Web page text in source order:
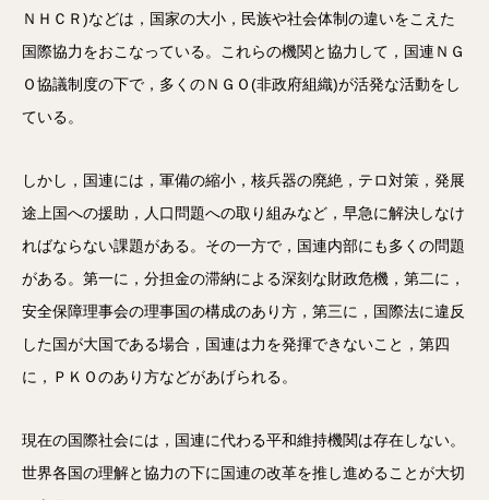
ＮＨＣＲ)などは，国家の大小，民族や社会体制の違いをこえた
国際協力をおこなっている。これらの機関と協力して，国連ＮＧ
Ｏ協議制度の下で，多くのＮＧＯ(非政府組織)が活発な活動をし
ている。
しかし，国連には，軍備の縮小，核兵器の廃絶，テロ対策，発展
途上国への援助，人口問題への取り組みなど，早急に解決しなけ
ればならない課題がある。その一方で，国連内部にも多くの問題
がある。第一に，分担金の滞納による深刻な財政危機，第二に，
安全保障理事会の理事国の構成のあり方，第三に，国際法に違反
した国が大国である場合，国連は力を発揮できないこと，第四
に，ＰＫＯのあり方などがあげられる。
現在の国際社会には，国連に代わる平和維持機関は存在しない。
世界各国の理解と協力の下に国連の改革を推し進めることが大切